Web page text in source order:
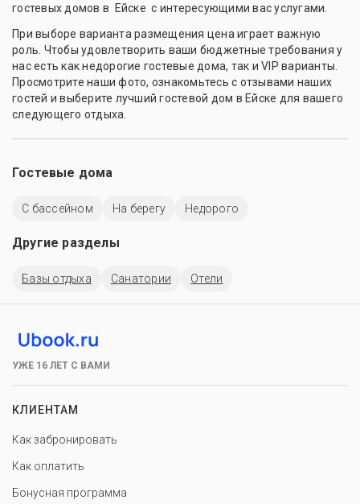
гостевых домов в Ейске с интересующими вас услугами.
При выборе варианта размещения цена играет важную
роль. Чтобы удовлетворить ваши бюджетные требования у
нас есть как недорогие гостевые дома, так и VIP варианты.
Просмотрите наши фото, ознакомьтесь с отзывами наших
гостей и выберите лучший гостевой дом в Ейске для вашего
следующего отдыха.
Гостевые дома
C бассейном На берегу Недорого
Другие разделы
Базы отдыха Санатории Отели
УЖЕ 16 ЛЕТ С ВАМИ
КЛИЕНТАМ
Как забронировать
Как оплатить
Бонусная программа